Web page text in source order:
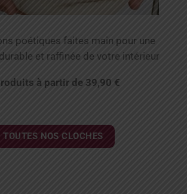
poétiques faites main pour une
et raffinée de votre intérieur
à partir de 39,90 €
TOUTES NOS CLOCHES